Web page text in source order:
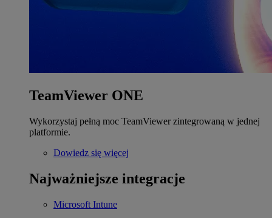
TeamViewer ONE
Wykorzystaj pełną moc TeamViewer zintegrowaną w jednej
platformie.
Dowiedz się więcej
Najważniejsze integracje
Microsoft Intune